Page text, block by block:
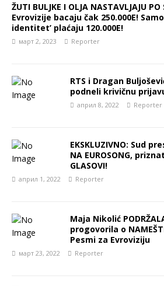
ŽUTI BULJKE I OLJA NASTAVLJAJU
Evrovizije bacaju čak 250.000E!
identitet’ plaćaju 120.000E!
март 2, 2023 Reporter
RTS i Dragan
podneli krivičnu
април 8, 2022 Reporter
EKSKLUZIVNO: Sud
NA EUROSONG,
GLASOVI!
април 1, 2022 Reporter
Maja Nikolić
progovorila o
Pesmi za Evroviziju
март 23, 2022 Reporter